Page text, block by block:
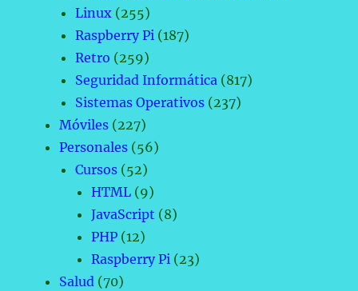
Linux (255)
Raspberry Pi (187)
Retro (259)
Seguridad Informática (817)
Sistemas Operativos (237)
Móviles (227)
Personales (56)
Cursos (52)
HTML (9)
JavaScript (8)
PHP (12)
Raspberry Pi (23)
Salud (70)